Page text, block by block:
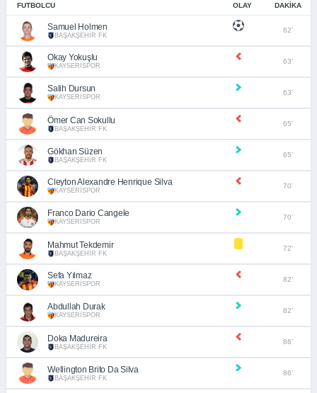
FUTBOLCU OLAY DAKIKA
Samuel Holmen
BAŞAKŞEHİR FK
62’
Okay Yokuşlu
KAYSERİSPOR
63’
Salih Dursun
KAYSERİSPOR
63’
Ömer Can Sokullu
BAŞAKŞEHİR FK
65’
Gökhan Süzen
BAŞAKŞEHİR FK
65’
Cleyton Alexandre Henrique Silva
KAYSERİSPOR
70’
Franco Dario Cangele
KAYSERİSPOR
70’
Mahmut Tekdemir
BAŞAKŞEHİR FK
72’
Sefa Yılmaz
KAYSERİSPOR
82’
Abdullah Durak
KAYSERİSPOR
82’
Doka Madureira
BAŞAKŞEHİR FK
86’
Wellington Brito Da Silva
BAŞAKŞEHİR FK
86’